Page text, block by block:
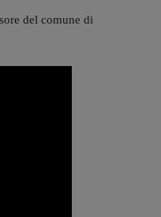
del comune di